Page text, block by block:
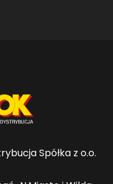
Spółka z o.o.